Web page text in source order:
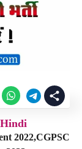
2022,CGPSC